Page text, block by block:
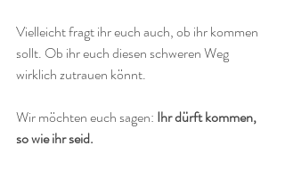
Vielleicht fragt ihr euch auch, ob ihr kommen
sollt. Ob ihr euch diesen schweren Weg
wirklich zutrauen könnt.
Wir möchten euch sagen: Ihr dürft kommen,
so wie ihr seid.